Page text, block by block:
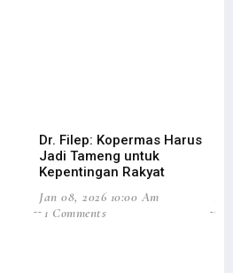
Dr. Filep: Kopermas Harus
Jadi Tameng untuk
Kepentingan Rakyat
Jan 08, 2026 10:00 Am
1 Comments